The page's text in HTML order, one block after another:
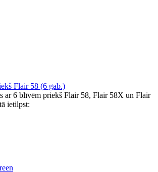
Flair 58 (6 gab.)
ar 6 blīvēm priekš Flair 58, Flair 58X un Flair
ietilpst: